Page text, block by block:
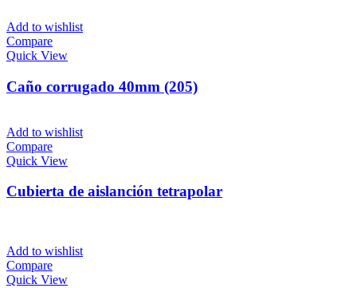
Add to wishlist
Compare
Quick View
Caño corrugado 40mm (205)
Add to wishlist
Compare
Quick View
Cubierta de aislanción tetrapolar
Add to wishlist
Compare
Quick View